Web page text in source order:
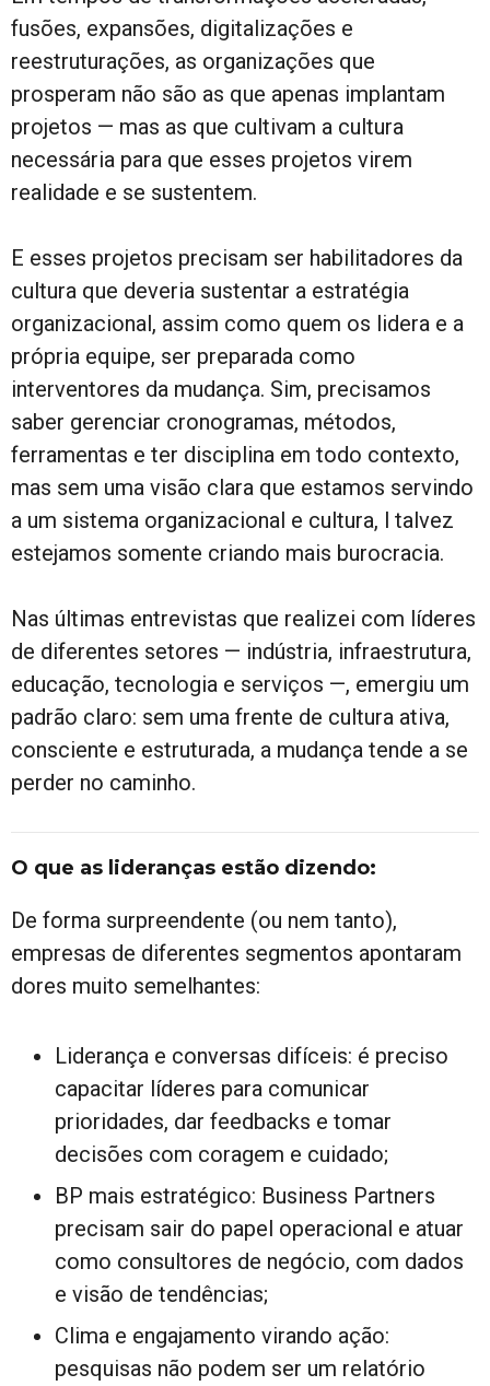
fusões, expansões, digitalizações e
reestruturações, as organizações que
prosperam não são as que apenas implantam
projetos — mas as que cultivam a cultura
necessária para que esses projetos virem
realidade e se sustentem.
E esses projetos precisam ser habilitadores da
cultura que deveria sustentar a estratégia
organizacional, assim como quem os lidera e a
própria equipe, ser preparada como
interventores da mudança. Sim, precisamos
saber gerenciar cronogramas, métodos,
ferramentas e ter disciplina em todo contexto,
mas sem uma visão clara que estamos servindo
a um sistema organizacional e cultura, l talvez
estejamos somente criando mais burocracia.
Nas últimas entrevistas que realizei com líderes
de diferentes setores — indústria, infraestrutura,
educação, tecnologia e serviços —, emergiu um
padrão claro: sem uma frente de cultura ativa,
consciente e estruturada, a mudança tende a se
perder no caminho.
O que as lideranças estão dizendo:
De forma surpreendente (ou nem tanto),
empresas de diferentes segmentos apontaram
dores muito semelhantes:
Liderança e conversas difíceis: é preciso
capacitar líderes para comunicar
prioridades, dar feedbacks e tomar
decisões com coragem e cuidado;
BP mais estratégico: Business Partners
precisam sair do papel operacional e atuar
como consultores de negócio, com dados
e visão de tendências;
Clima e engajamento virando ação:
pesquisas não podem ser um relatório